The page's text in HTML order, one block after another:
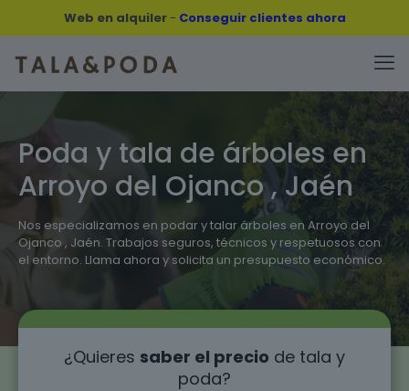
Web en alquiler- Conseguir clientes ahora
Poda y tala de árboles en
Arroyo del Ojanco , Jaén
Nos especializamos en podar y talar árboles en Arroyo del
Ojanco , Jaén. Trabajos seguros, técnicos y respetuosos con
el entorno. Llama ahora y solicita un presupuesto económico.
¿Quieres saber el precio de tala y
poda?